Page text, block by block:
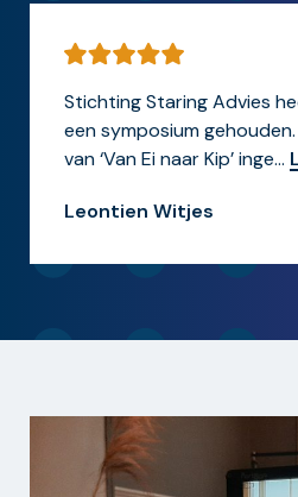
Stichting Staring Advies
een symposium
van ‘Van Ei naar Kip’ inge…
Leontien Witjes